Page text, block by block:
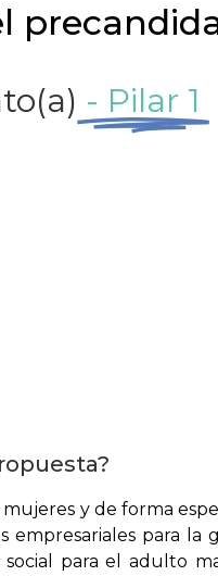
- Pilar 1
y de forma
para la
para el adulto